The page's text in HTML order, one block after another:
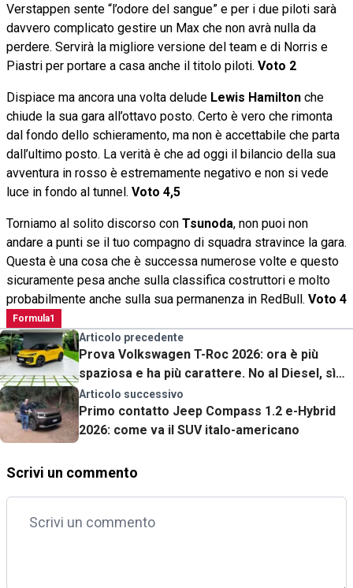
Verstappen sente “l’odore del sangue” e per i due piloti sarà
davvero complicato gestire un Max che non avrà nulla da
perdere. Servirà la migliore versione del team e di Norris e
Piastri per portare a casa anche il titolo piloti. Voto 2
Dispiace ma ancora una volta delude Lewis Hamilton che
chiude la sua gara all’ottavo posto. Certo è vero che rimonta
dal fondo dello schieramento, ma non è accettabile che parta
dall’ultimo posto. La verità è che ad oggi il bilancio della sua
avventura in rosso è estremamente negativo e non si vede
luce in fondo al tunnel. Voto 4,5
Torniamo al solito discorso con Tsunoda, non puoi non
andare a punti se il tuo compagno di squadra stravince la gara.
Questa è una cosa che è successa numerose volte e questo
sicuramente pesa anche sulla classifica costruttori e molto
probabilmente anche sulla sua permanenza in RedBull. Voto 4
Formula1
Articolo precedente
Prova Volkswagen T-Roc 2026: ora è più
spaziosa e ha più carattere. No al Diesel, sì
all'ibrido
Articolo successivo
Primo contatto Jeep Compass 1.2 e-Hybrid
2026: come va il SUV italo-americano
Scrivi un commento